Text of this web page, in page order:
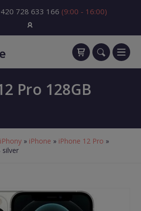
728 633 166 (9:00 - 16:00)
Pro 128GB
» iPhone » iPhone 12 Pro »
silver